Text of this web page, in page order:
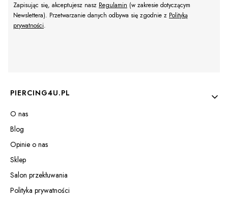
Zapisując się, akceptujesz nasz Regulamin (w zakresie dotyczącym
Newslettera). Przetwarzanie danych odbywa się zgodnie z Polityką
prywatności.
Linki w stopce
PIERCING4U.PL
O nas
Blog
Opinie o nas
Sklep
Salon przekłuwania
Polityka prywatności